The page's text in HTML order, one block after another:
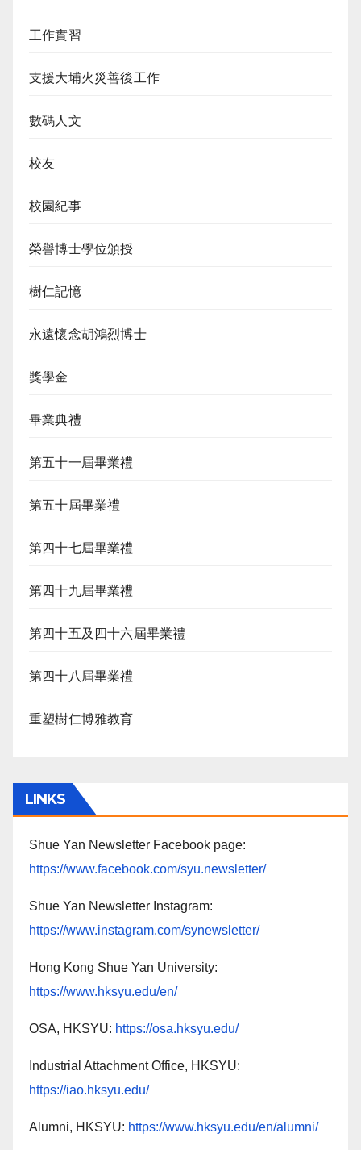
工作實習
支援大埔火災善後工作
數碼人文
校友
校園紀事
榮譽博士學位頒授
樹仁記憶
永遠懷念胡鴻烈博士
獎學金
畢業典禮
第五十一屆畢業禮
第五十屆畢業禮
第四十七屆畢業禮
第四十九屆畢業禮
第四十五及四十六屆畢業禮
第四十八屆畢業禮
重塑樹仁博雅教育
LINKS
Shue Yan Newsletter Facebook page:
https://www.facebook.com/syu.newsletter/
Shue Yan Newsletter Instagram:
https://www.instagram.com/synewsletter/
Hong Kong Shue Yan University:
https://www.hksyu.edu/en/
OSA, HKSYU: https://osa.hksyu.edu/
Industrial Attachment Office, HKSYU:
https://iao.hksyu.edu/
Alumni, HKSYU: https://www.hksyu.edu/en/alumni/